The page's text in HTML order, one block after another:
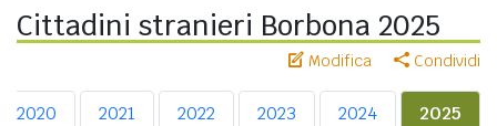
Cittadini stranieri Borbona 2025
Modifica Condividi
2020 2021 2022 2023 2024 2025